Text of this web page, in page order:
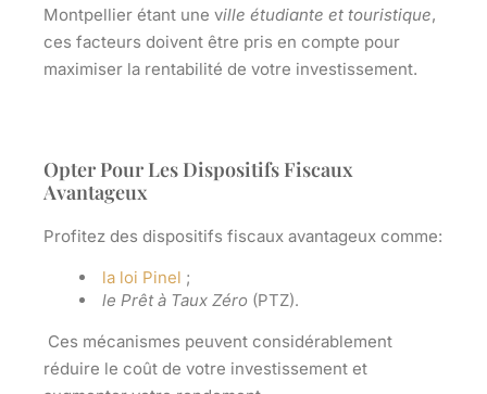
Montpellier étant une ville étudiante et touristique,
ces facteurs doivent être pris en compte pour
maximiser la rentabilité de votre investissement.
Opter Pour Les Dispositifs Fiscaux
Avantageux
Profitez des dispositifs fiscaux avantageux comme:
la loi Pinel ;
le Prêt à Taux Zéro (PTZ).
Ces mécanismes peuvent considérablement
réduire le coût de votre investissement et